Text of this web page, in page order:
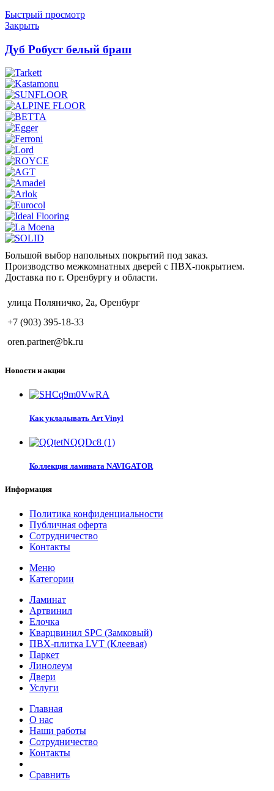
Быстрый просмотр
Закрыть
Дуб Робуст белый браш
Большой выбор напольных покрытий под заказ.
Производство межкомнатных дверей с ПВХ-покрытием.
Доставка по г. Оренбургу и области.
улица Поляничко, 2а, Оренбург
+7 (903) 395-18-33
oren.partner@bk.ru
Новости и акции
Как укладывать Art Vinyl
Коллекция ламината NAVIGATOR
Информация
Политика конфиденциальности
Публичная оферта
Сотрудничество
Контакты
Меню
Категории
Ламинат
Артвинил
Елочка
Кварцвинил SPC (Замковый)
ПВХ-плитка LVT (Клеевая)
Паркет
Линолеум
Двери
Услуги
Главная
О нас
Наши работы
Сотрудничество
Контакты
Сравнить